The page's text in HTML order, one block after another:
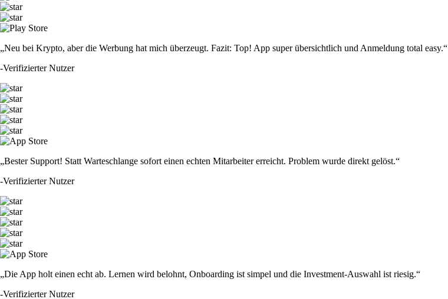
„Neu bei Krypto, aber die Werbung hat mich überzeugt. Fazit: Top! App super übersichtlich und Anmeldung total easy.“
-Verifizierter Nutzer
„Bester Support! Statt Warteschlange sofort einen echten Mitarbeiter erreicht. Problem wurde direkt gelöst.“
-Verifizierter Nutzer
„Die App holt einen echt ab. Lernen wird belohnt, Onboarding ist simpel und die Investment-Auswahl ist riesig.“
-Verifizierter Nutzer